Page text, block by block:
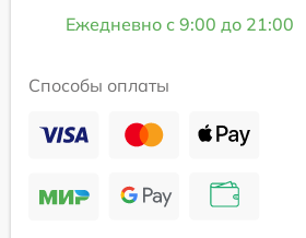
Ежедневно с 9:00 до 21:00
Способы оплаты